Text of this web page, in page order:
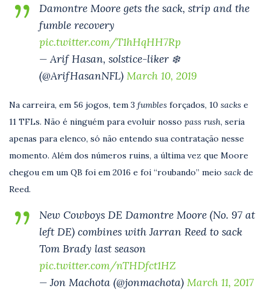
Damontre Moore gets the sack, strip and the
fumble recovery
pic.twitter.com/T1hHqHH7Rp
— Arif Hasan, solstice-liker ❄️
(@ArifHasanNFL) March 10, 2019
Na carreira, em 56 jogos, tem 3 fumbles forçados, 10 sacks e
11 TFLs. Não é ninguém para evoluir nosso pass rush, seria
apenas para elenco, só não entendo sua contratação nesse
momento. Além dos números ruins, a última vez que Moore
chegou em um QB foi em 2016 e foi “roubando” meio sack de
Reed.
New Cowboys DE Damontre Moore (No. 97 at
left DE) combines with Jarran Reed to sack
Tom Brady last season
pic.twitter.com/nTHDfct1HZ
— Jon Machota (@jonmachota) March 11, 2017